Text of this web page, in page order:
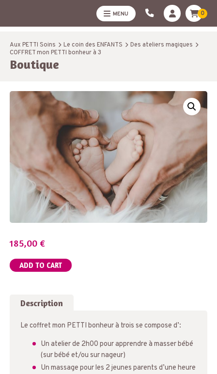
MENU 0
Aux PETTI Soins Le coin des ENFANTS
Des ateliers magiques
COFFRET mon PETTI bonheur à 3
Boutique
185,00 €
ADD TO CART
Description
Le coffret mon PETTI bonheur à trois se compose d’:
Un atelier de 2h00 pour apprendre à masser bébé
(sur bébé et/ou sur nageur)
Un massage pour les 2 jeunes parents d’une heure